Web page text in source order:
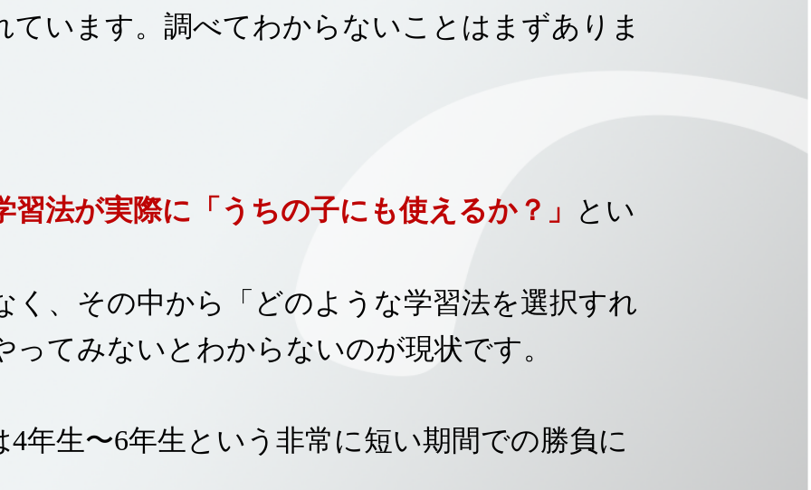
ています。調べてわからないことはまずありま
法が実際に「うちの子にも使えるか？」 とい
、 その中から「どのような学習法を選択すれ
てみないとわからないのが現状です。
年生〜6年生という非常に短い期間での勝負に